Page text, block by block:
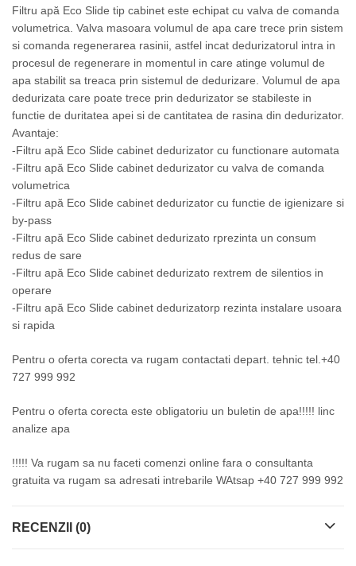
Filtru apă Eco Slide tip cabinet este echipat cu valva de comanda
volumetrica. Valva masoara volumul de apa care trece prin sistem
si comanda regenerarea rasinii, astfel incat dedurizatorul intra in
procesul de regenerare in momentul in care atinge volumul de
apa stabilit sa treaca prin sistemul de dedurizare. Volumul de apa
dedurizata care poate trece prin dedurizator se stabileste in
functie de duritatea apei si de cantitatea de rasina din dedurizator.
Avantaje:
-Filtru apă Eco Slide cabinet dedurizator cu functionare automata
-Filtru apă Eco Slide cabinet dedurizator cu valva de comanda
volumetrica
-Filtru apă Eco Slide cabinet dedurizator cu functie de igienizare si
by-pass
-Filtru apă Eco Slide cabinet dedurizato rprezinta un consum
redus de sare
-Filtru apă Eco Slide cabinet dedurizato rextrem de silentios in
operare
-Filtru apă Eco Slide cabinet dedurizatorp rezinta instalare usoara
si rapida
Pentru o oferta corecta va rugam contactati depart. tehnic tel.+40
727 999 992
Pentru o oferta corecta este obligatoriu un buletin de apa!!!!! linc
analize apa
!!!!! Va rugam sa nu faceti comenzi online fara o consultanta
gratuita va rugam sa adresati intrebarile WAtsap +40 727 999 992
RECENZII (0)